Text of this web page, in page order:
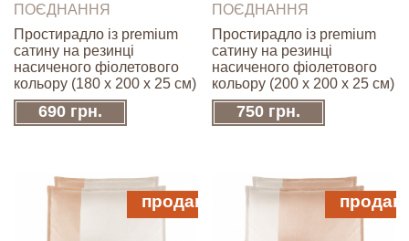
ПОЄДНАННЯ
Простирадло із premium
сатину на резинці
насиченого фіолетового
кольору (180 x 200 х 25 см)
690 грн.
ПОЄДНАННЯ
Простирадло із premium
сатину на резинці
насиченого фіолетового
кольору (200 x 200 х 25 см)
750 грн.
продано